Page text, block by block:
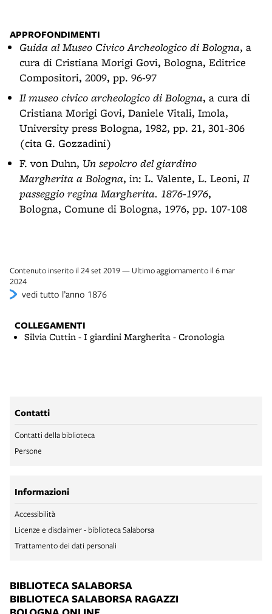
APPROFONDIMENTI
Guida al Museo Civico Archeologico di Bologna, a
cura di Cristiana Morigi Govi, Bologna, Editrice
Compositori, 2009, pp. 96-97
Il museo civico archeologico di Bologna, a cura di
Cristiana Morigi Govi, Daniele Vitali, Imola,
University press Bologna, 1982, pp. 21, 301-306
(cita G. Gozzadini)
F. von Duhn, Un sepolcro del giardino
Margherita a Bologna, in: L. Valente, L. Leoni, Il
passeggio regina Margherita. 1876-1976,
Bologna, Comune di Bologna, 1976, pp. 107-108
Contenuto inserito il 24 set 2019 — Ultimo aggiornamento il 6 mar
2024
vedi tutto l’anno 1876
COLLEGAMENTI
Silvia Cuttin - I giardini Margherita - Cronologia
Contatti
Contatti della biblioteca
Persone
Informazioni
Accessibilità
Licenze e disclaimer - biblioteca Salaborsa
Trattamento dei dati personali
BIBLIOTECA SALABORSA
BIBLIOTECA SALABORSA RAGAZZI